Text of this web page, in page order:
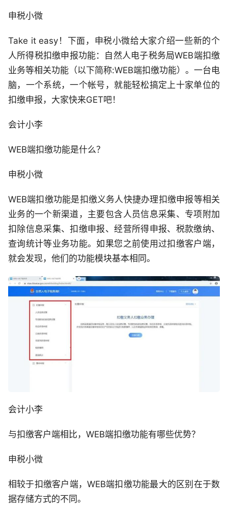
申税小微
Take it easy！下面，申税小微给大家介绍一些新的个
人所得税扣缴申报功能：自然人电子税务局WEB端扣缴
业务等相关功能（以下简称:WEB端扣缴功能）。一台电
脑，一个系统，一个帐号，就能轻松搞定上十家单位的
扣缴申报，大家快来GET吧！
会计小李
WEB端扣缴功能是什么？
申税小微
WEB端扣缴功能是扣缴义务人快捷办理扣缴申报等相关
业务的一个新渠道，主要包含人员信息采集、专项附加
扣除信息采集、扣缴申报、经营所得申报、税款缴纳、
查询统计等业务功能。如果您之前使用过扣缴客户端，
就会发现，他们的功能模块基本相同。
会计小李
与扣缴客户端相比，WEB端扣缴功能有哪些优势？
申税小微
相较于扣缴客户端，WEB端扣缴功能最大的区别在于数
据存储方式的不同。